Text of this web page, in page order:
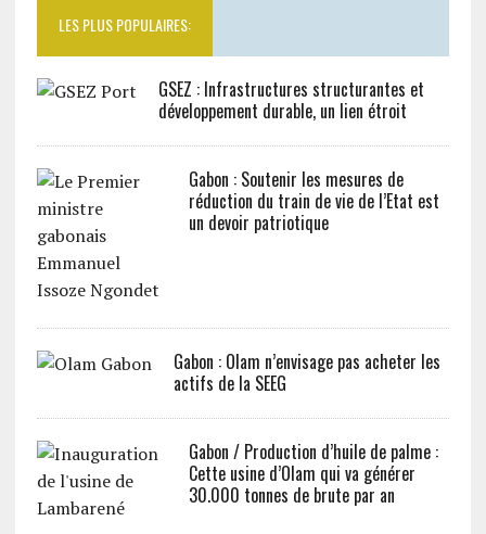
LES PLUS POPULAIRES:
GSEZ : Infrastructures structurantes et
développement durable, un lien étroit
Gabon : Soutenir les mesures de
réduction du train de vie de l’Etat est
un devoir patriotique
Gabon : Olam n’envisage pas acheter les
actifs de la SEEG
Gabon / Production d’huile de palme :
Cette usine d’Olam qui va générer
30.000 tonnes de brute par an